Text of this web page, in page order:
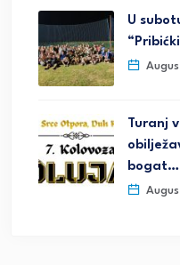
U
Turanj
bogat…